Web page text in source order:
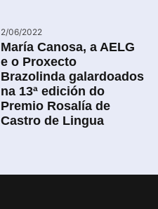
2/06/2022
María Canosa, a AELG
e o Proxecto
Brazolinda galardoados
na 13ª edición do
Premio Rosalía de
Castro de Lingua